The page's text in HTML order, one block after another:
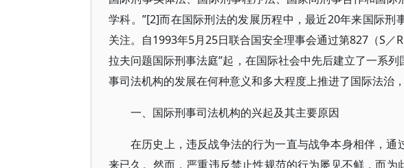
学科。”[2]而在国际刑法的发展历程中，最近20年来国际
关注。自1993年5月25日联合国安全理事会通过第827（S／
拉夫问题国际刑事法庭”起，在国际社会中先后建立了一系
事司法机构的发展在何种意义和多大程度上推进了国际法治
一、国际刑事司法机构的兴起及其主要原因
在历史上，违反战争法的行为一直与战争本身相伴，
来已久。然而，严重违反禁止性规范的行为屡见不鲜，而